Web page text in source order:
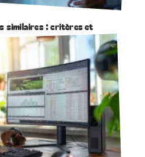
similaires : critères et